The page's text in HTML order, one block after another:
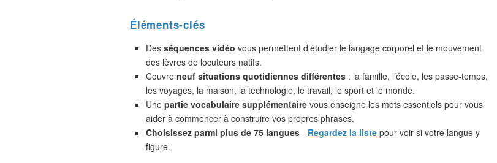
Éléments-clés
Des séquences vidéo vous permettent d’étudier le langage corporel et le mouvement
des lèvres de locuteurs natifs.
Couvre neuf situations quotidiennes différentes : la famille, l’école, les passe-temps,
les voyages, la maison, la technologie, le travail, le sport et le monde.
Une partie vocabulaire supplémentaire vous enseigne les mots essentiels pour vous
aider à commencer à construire vos propres phrases.
Choisissez parmi plus de 75 langues - Regardez la liste pour voir si votre langue y
figure.